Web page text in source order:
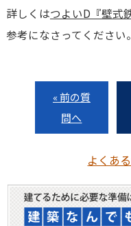
詳しくはつよいD『壁式
参考になさってください。
« 前の質
問へ
よくあ